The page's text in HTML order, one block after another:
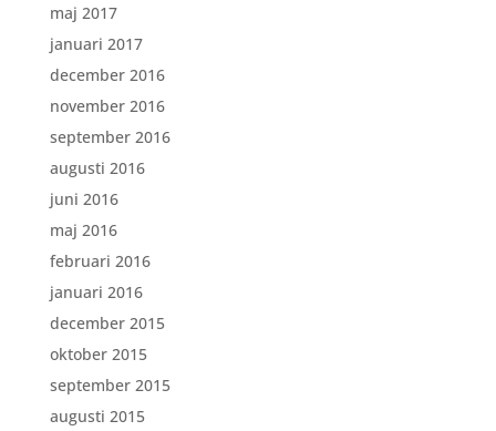
maj 2017
januari 2017
december 2016
november 2016
september 2016
augusti 2016
juni 2016
maj 2016
februari 2016
januari 2016
december 2015
oktober 2015
september 2015
augusti 2015